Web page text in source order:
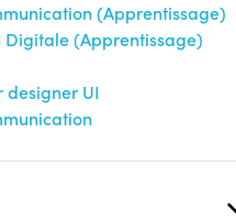
(Apprentissage)
(Apprentissage)
designer UI